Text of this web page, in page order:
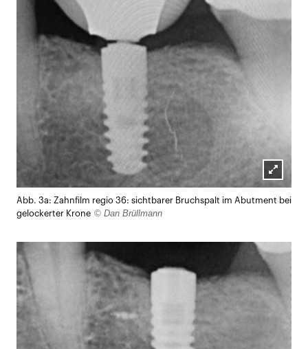
öffnen
Abb. 3a: Zahnfilm regio 36: sichtbarer Bruchspalt im Abutment bei
gelockerter Krone © Dan Brüllmann